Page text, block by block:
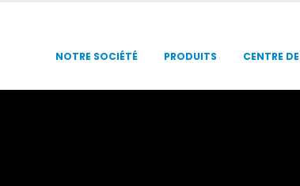
NOTRE SOCIÉTÉ PRODUITS CENTRE